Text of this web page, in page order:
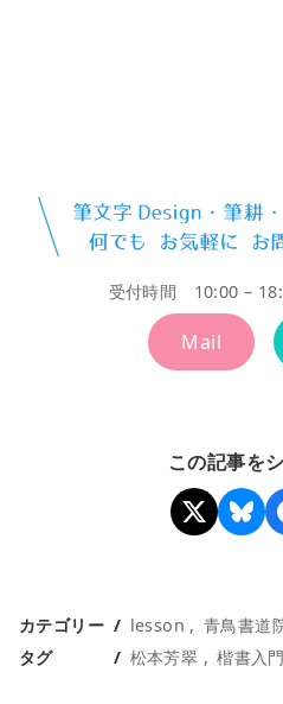
受付時間 10:00 –
Mail
この記事を
カテゴリー lesson
青鳥書道
タグ
松本芳翠 楷書入